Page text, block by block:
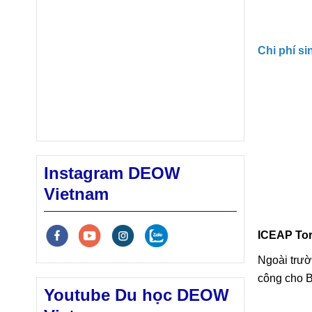
Chi phí
ICEAP
Ngoài
công cho
Instagram DEOW
Vietnam
Youtube Du học DEOW